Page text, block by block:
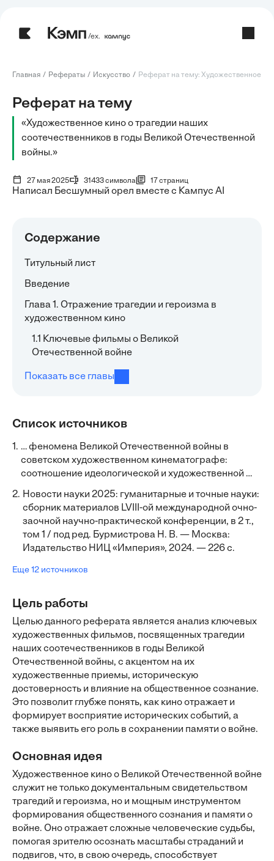
/ех.
Главная Рефераты Искусство Реферат на тему: Художественное
Реферат на тему
«Художественное кино о трагедии наших
соотечественников в годы Великой Отечественной
войны.»
27 мая 2025 31433 символа 17 страниц
Написал Бесшумный орел вместе с Кампус AI
Содержание
Титульный лист
Введение
Глава 1. Отражение трагедии и героизма в
художественном кино
1.1 Ключевые фильмы о Великой
Отечественной войне
Показать все главы
Список источников
1. … феномена Великой Отечественной войны в
советском художественном кинематографе:
соотношение идеологической и художественной …
2. Новости науки 2025: гуманитарные и точные науки:
сборник материалов LVIII-ой международной очно-
заочной научно-практической конференции, в 2 т.,
том 1 / под ред. Бурмистрова Н. В. — Москва:
Издательство НИЦ «Империя», 2024. — 226 с.
Еще 12 источников
Цель работы
Целью данного реферата является анализ ключевых
художественных фильмов, посвященных трагедии
наших соотечественников в годы Великой
Отечественной войны, с акцентом на их
художественные приемы, историческую
достоверность и влияние на общественное сознание.
Это позволит глубже понять, как кино отражает и
формирует восприятие исторических событий, а
также выявить его роль в сохранении памяти о войне.
Основная идея
Художественное кино о Великой Отечественной войне
служит не только документальным свидетельством
трагедий и героизма, но и мощным инструментом
формирования общественного сознания и памяти о
войне. Оно отражает сложные человеческие судьбы,
помогая зрителю осознать масштабы страданий и
подвигов, что, в свою очередь, способствует